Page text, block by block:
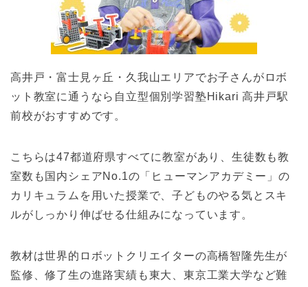
高井戸・富士見ヶ丘・久我山エリアでお子さんがロボ
ット教室に通うなら自立型個別学習塾Hikari 高井戸駅
前校がおすすめです。
こちらは47都道府県すべてに教室があり、生徒数も教
室数も国内シェアNo.1の「ヒューマンアカデミー」の
カリキュラムを用いた授業で、子どものやる気とスキ
ルがしっかり伸ばせる仕組みになっています。
教材は世界的ロボットクリエイターの高橋智隆先生が
監修、修了生の進路実績も東大、東京工業大学など難